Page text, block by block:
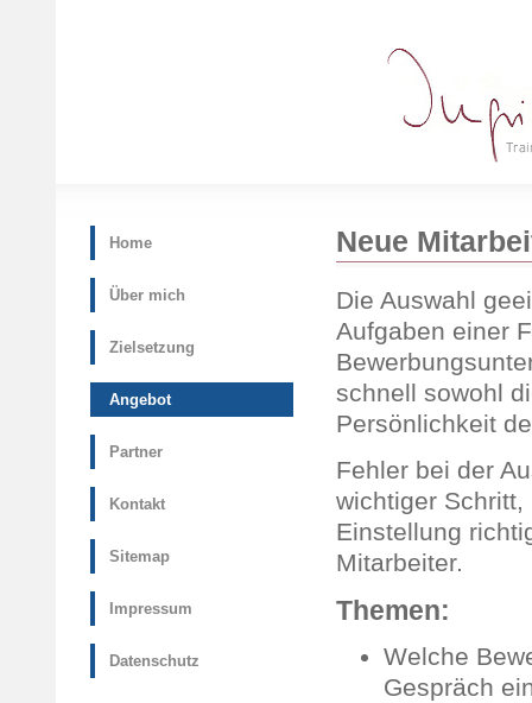
Home
Über mich
Zielsetzung
Angebot
Partner
Kontakt
Sitemap
Impressum
Datenschutz
Neue
Die Auswahl
Aufgaben einer
schnell sowohl
Persönlichkeit
Fehler bei der
wichtiger
Einstellung
Mitarbeiter.
Themen:
Welche
Gespräch